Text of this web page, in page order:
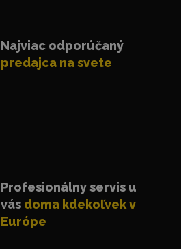
Najviac odporúčaný
predajca na svete
Profesionálny servis u
vás doma kdekoľvek v
Európe